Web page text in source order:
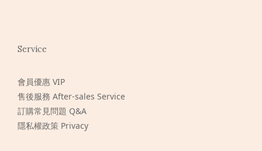
Service
會員優惠 VIP
售後服務 After-sales Service
訂購常見問題 Q&A
隱私權政策 Privacy